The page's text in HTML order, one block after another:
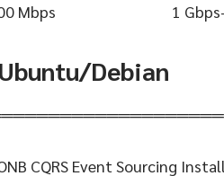
Mbps 1
Debian
CQRS Event Sourcing